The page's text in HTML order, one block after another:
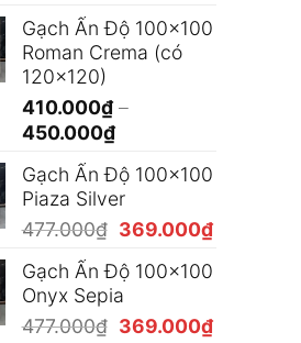
từ
365.000₫
490.000₫
Gạch Ấn Độ 100x100
Roman Crema (có
120x120)
410.000₫ –
450.000₫Khoảng
từ
410.000₫
đến
450.000₫
Gạch Ấn Độ 100x100
Piaza Silver
477.000₫ Giá
là:
477.000₫.
369.000₫Giá
tại
Gạch Ấn Độ 100x100
Onyx Sepia
477.000₫ Giá
369.000₫Giá